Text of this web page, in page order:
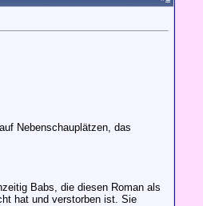
Nebenschauplätzen, das
Babs, die diesen Roman als
hat und verstorben ist. Sie